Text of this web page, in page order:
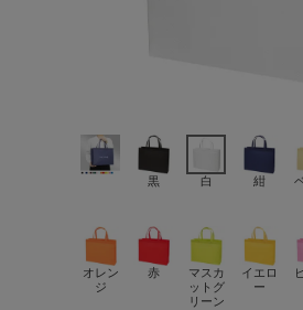
黒 白 紺
オレン
ジ
赤
マスカ
ットグ
リーン
イエロ
ー